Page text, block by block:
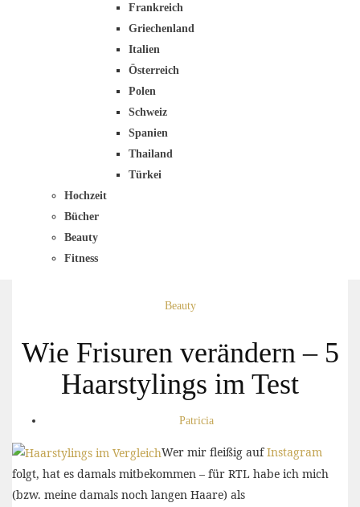
Frankreich
Griechenland
Italien
Österreich
Polen
Schweiz
Spanien
Thailand
Türkei
Hochzeit
Bücher
Beauty
Fitness
Beauty
Wie Frisuren verändern – 5
Haarstylings im Test
Patricia
Wer mir fleißig aufInstagram
folgt, hat es damals mitbekommen – für RTL habe ich mich
(bzw. meine damals noch langen Haare) als